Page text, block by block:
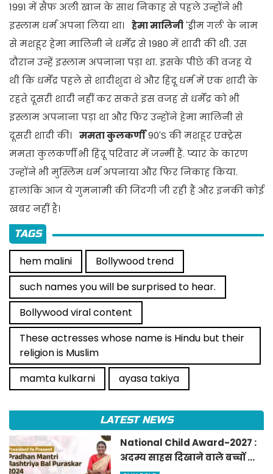
1991 में सैफ अली खान के साथ निकाह से पहले उन्होंने भी
इस्लाम धर्म अपना लिया था। हेमा मालिनी'ड्रीम गर्ल' के नाम
से मशहूर हेमा मालिनी ने धर्मेंद्र से 1980 में शादी की थी. उस
दौरान उन्हें इस्लाम अपनाना पड़ा था. इसके पीछे की वजह ये
थी कि धर्मेंद्र पहले से शादीशुदा थे और हिंदू धर्म में एक शादी के
रहते दूसरी शादी नहीं कर सकते इस वजह से धर्मेंद्र को भी
इस्लाम अपनाना पड़ा था और फिर उन्होंने हेमा मालिनी से
दूसरी शादी की। ममता कुलकर्णी90'S की मशहूर एक्ट्रेस
ममता कुलकर्णी भी हिंदू परिवार में जन्मीं हैं. प्यार के कारण
उन्होंने भी मुस्लिम धर्म अपनाया और फिर निकाह किया.
हालांकि आज ये गुमनामी की जिंदगी जी रही हैं और इनकी कोई
खबर नहीं है।
TAGS
hem malini
Bollywood trend
such names you will be surprised to hear.
Bollywood viral content
These actresses whose name is Hindu but their
religion is Muslim
mamta kulkarni
ayasa takiya
LATEST NEWS
National Child Award-2027 :
अदम्य साहस दिखाने वाले बच्चों को